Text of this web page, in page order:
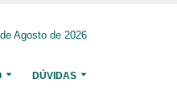
Agosto de 2026
DÚVIDAS